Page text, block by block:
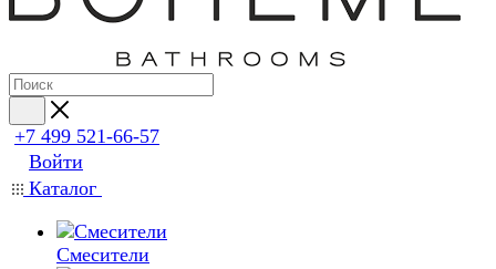
+7 499 521-66-57
Войти
Каталог
Смесители